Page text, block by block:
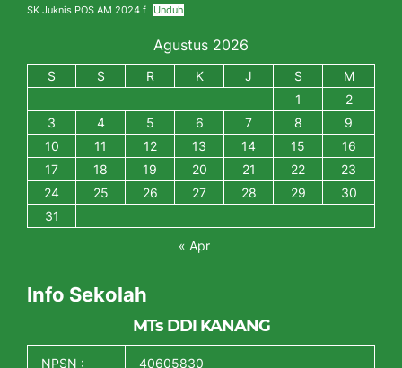
SK Juknis POS AM 2024 f Unduh
Agustus 2026
S S R K J S
M
1
2
3
4 5 6 7 8
9
10
11 12 13 14 15
16
17
18 19 20 21 22
23
24
25 26 27 28 29
30
31
« Apr
Info Sekolah
MTs DDI KANANG
NPSN : 40605830